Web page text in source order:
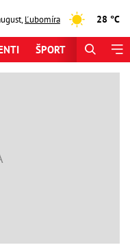
,Ľubomíra 28 °C
ŠPORT